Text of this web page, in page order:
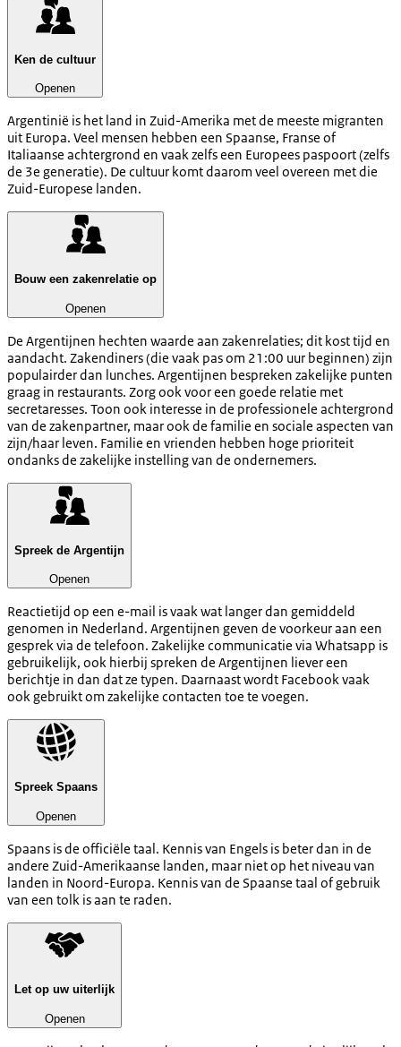
Ken de cultuur
Openen
Argentinië is het land in Zuid-Amerika met de meeste migranten
uit Europa. Veel mensen hebben een Spaanse, Franse of
Italiaanse achtergrond en vaak zelfs een Europees paspoort (zelfs
de 3e generatie). De cultuur komt daarom veel overeen met die
Zuid-Europese landen.
Bouw een zakenrelatie op
Openen
De Argentijnen hechten waarde aan zakenrelaties; dit kost tijd en
aandacht. Zakendiners (die vaak pas om 21:00 uur beginnen) zijn
populairder dan lunches. Argentijnen bespreken zakelijke punten
graag in restaurants. Zorg ook voor een goede relatie met
secretaresses. Toon ook interesse in de professionele achtergrond
van de zakenpartner, maar ook de familie en sociale aspecten van
zijn/haar leven. Familie en vrienden hebben hoge prioriteit
ondanks de zakelijke instelling van de ondernemers.
Spreek de Argentijn
Openen
Reactietijd op een e-mail is vaak wat langer dan gemiddeld
genomen in Nederland. Argentijnen geven de voorkeur aan een
gesprek via de telefoon. Zakelijke communicatie via Whatsapp is
gebruikelijk, ook hierbij spreken de Argentijnen liever een
berichtje in dan dat ze typen. Daarnaast wordt Facebook vaak
ook gebruikt om zakelijke contacten toe te voegen.
Spreek Spaans
Openen
Spaans is de officiële taal. Kennis van Engels is beter dan in de
andere Zuid-Amerikaanse landen, maar niet op het niveau van
landen in Noord-Europa. Kennis van de Spaanse taal of gebruik
van een tolk is aan te raden.
Let op uw uiterlijk
Openen